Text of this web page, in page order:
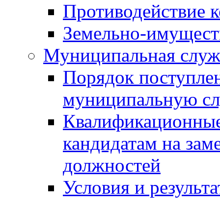
Противодействие
Земельно-
Муниципальная
Порядок
муниципальную
кандидатам на
должностей
Условия и